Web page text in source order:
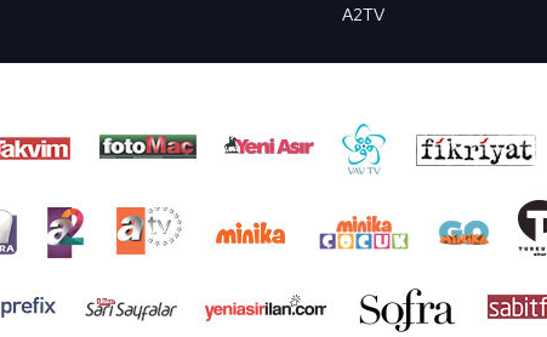
A2TV